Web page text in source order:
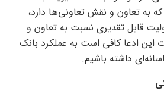
به تعاون و نقش تعاونی‌ها دارد،
قابل تقدیری نسبت به تعاون و
این ادعا کافی است به عملکرد بانک
داشته باشیم.